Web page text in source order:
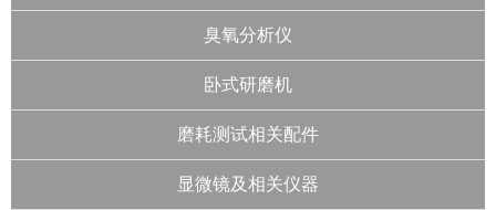
臭氧分析仪
卧式研磨机
磨耗测试相关配件
显微镜及相关仪器